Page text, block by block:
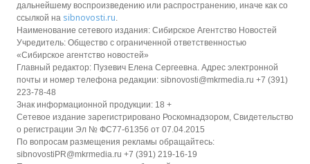
дальнейшему воспроизведению или распространению, иначе как со
ссылкой на sibnovosti.ru.
Наименование сетевого издания: Сибирское Агентство Новостей
Учредитель: Общество с ограниченной ответственностью
«Сибирское агентство новостей»
Главный редактор: Пузевич Елена Сергеевна. Адрес электронной
почты и номер телефона редакции: sibnovosti@mkrmedia.ru +7 (391)
223-78-48
Знак информационной продукции: 18 +
Сетевое издание зарегистрировано Роскомнадзором, Свидетельство
о регистрации Эл № ФС77-61356 от 07.04.2015
По вопросам размещения рекламы обращайтесь:
sibnovostiPR@mkrmedia.ru +7 (391) 219-16-19